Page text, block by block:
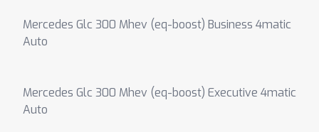
Mercedes Glc 300 Mhev (eq-boost) Business 4matic
Auto
Mercedes Glc 300 Mhev (eq-boost) Executive 4matic
Auto